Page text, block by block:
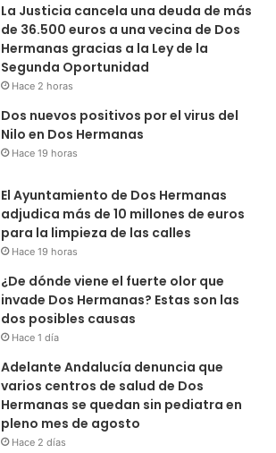
La Justicia cancela una deuda de más
de 36.500 euros a una vecina de Dos
Hermanas gracias a la Ley de la
Segunda Oportunidad
Hace 2 horas
Dos nuevos positivos por el virus del
Nilo en Dos Hermanas
Hace 19 horas
El Ayuntamiento de Dos Hermanas
adjudica más de 10 millones de euros
para la limpieza de las calles
Hace 19 horas
¿De dónde viene el fuerte olor que
invade Dos Hermanas? Estas son las
dos posibles causas
Hace 1 día
Adelante Andalucía denuncia que
varios centros de salud de Dos
Hermanas se quedan sin pediatra en
pleno mes de agosto
Hace 2 días